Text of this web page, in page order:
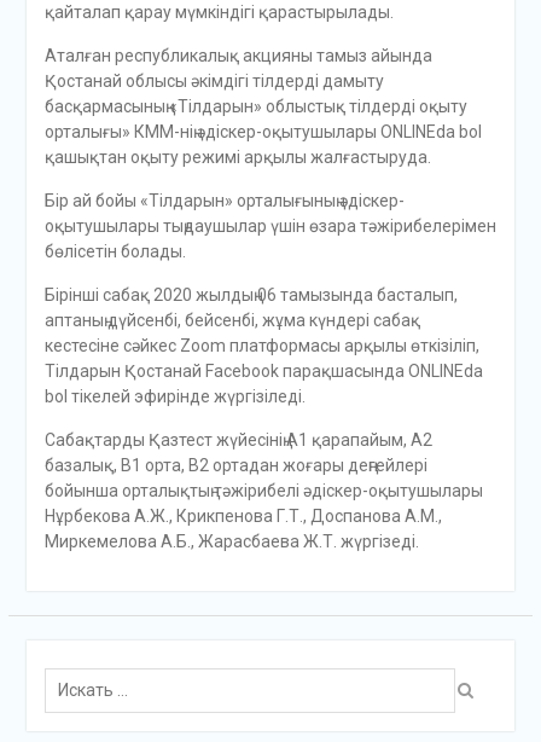
қайталап қарау мүмкіндігі қарастырылады.
Аталған республикалық акцияны тамыз айында
Қостанай облысы әкімдігі тілдерді дамыту
басқармасының «Тілдарын» облыстық тілдерді оқыту
орталығы» КММ-нің әдіскер-оқытушылары ONLINEda bol
қашықтан оқыту режимі арқылы жалғастыруда.
Бір ай бойы «Тілдарын» орталығының әдіскер-
оқытушылары тыңдаушылар үшін өзара тәжірибелерімен
бөлісетін болады.
Бірінші сабақ 2020 жылдың 06 тамызында басталып,
аптаның дүйсенбі, бейсенбі, жұма күндері сабақ
кестесіне сәйкес Zoom платформасы арқылы өткізіліп,
Тілдарын Қостанай Facebook парақшасында ONLINEda
bol тікелей эфирінде жүргізіледі.
Сабақтарды Қазтест жүйесінің А1 қарапайым, А2
базалық, В1 орта, В2 ортадан жоғары деңгейлері
бойынша орталықтың тәжірибелі әдіскер-оқытушылары
Нұрбекова А.Ж., Крикпенова Г.Т., Доспанова А.М.,
Миркемелова А.Б., Жарасбаева Ж.Т. жүргізеді.
Поиск
для: